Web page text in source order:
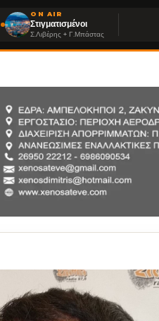
ON AIR
Στιγματισμένοι
Σ.Λιβέρης + Γ.Μπάστας